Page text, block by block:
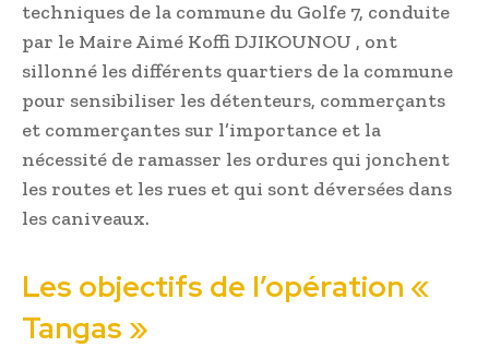
techniques de la commune du Golfe 7, conduite
par le Maire Aimé Koffi DJIKOUNOU , ont
sillonné les différents quartiers de la commune
pour sensibiliser les détenteurs, commerçants
et commerçantes sur l’importance et la
nécessité de ramasser les ordures qui jonchent
les routes et les rues et qui sont déversées dans
les caniveaux.
Les objectifs de l’opération «
Tangas »